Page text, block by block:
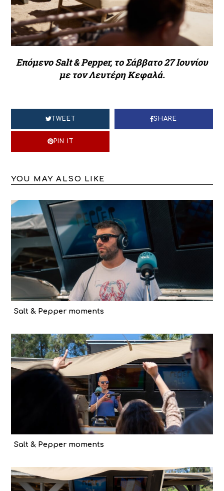
Επόμενο Salt & Pepper, το Σάββατο 27 Ιουνίου
με τον Λευτέρη Κεφαλά.
TWEET SHARE
PIN IT
YOU MAY ALSO LIKE
Salt & Pepper moments
Salt & Pepper moments